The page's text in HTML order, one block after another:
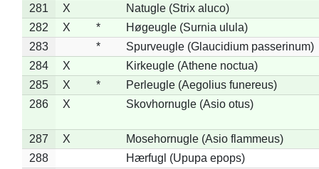
281
X
Natugle (Strix aluco)
282
X *
Høgeugle (Surnia ulula)
283
*
Spurveugle (Glaucidium passerinum)
284
X
Kirkeugle (Athene noctua)
285
X *
Perleugle (Aegolius funereus)
286
X Skovhornugle (Asio otus)
287 X
Mosehornugle (Asio flammeus)
288
Hærfugl (Upupa epops)